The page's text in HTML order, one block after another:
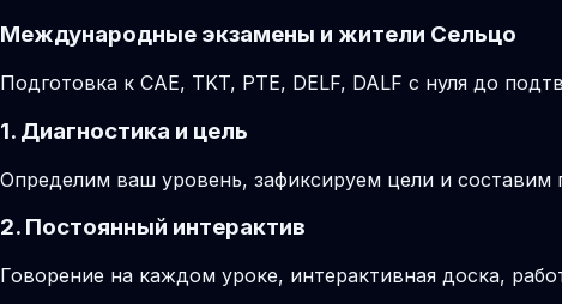
Международные экзамены и жители Сельцо
Подготовка к CAE, TKT, PTE, DELF, DALF с нуля до
1. Диагностика и цель
Определим ваш уровень, зафиксируем цели и
2. Постоянный интерактив
Говорение на каждом уроке, интерактивная доска,